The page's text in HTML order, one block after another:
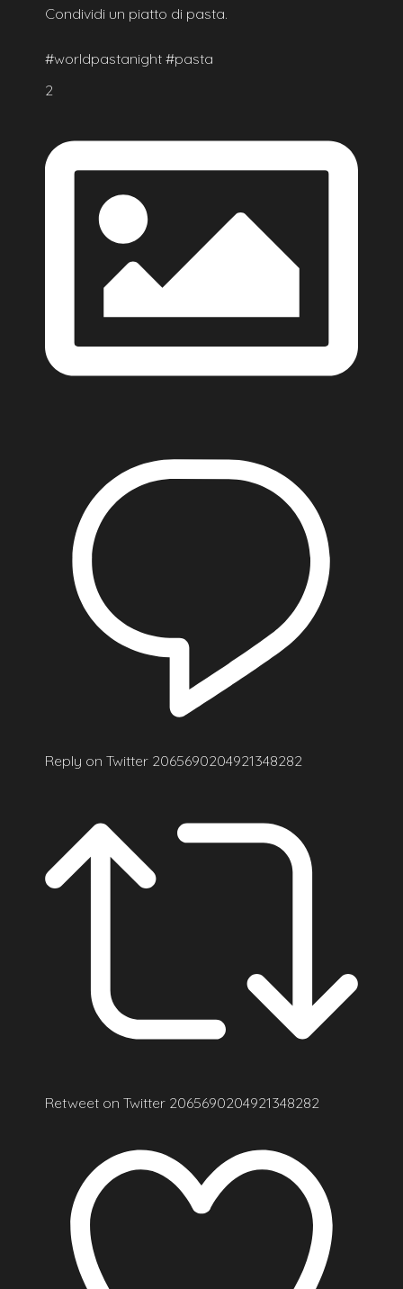
Condividi un piatto di pasta.
#worldpastanight #pasta
2
Reply on Twitter 2065690204921348282
Retweet on Twitter 2065690204921348282